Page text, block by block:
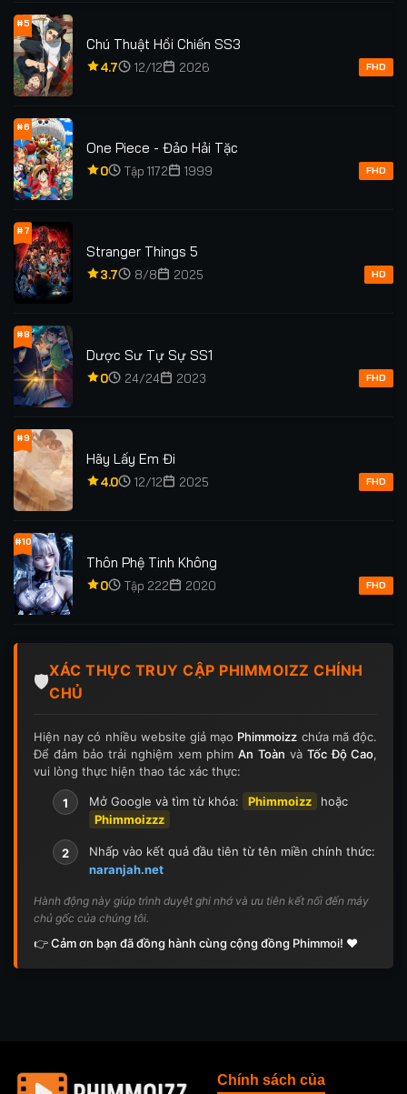
#5
Chú Thuật Hồi Chiến SS3
4.7 12/12 2026 FHD
#6
One Piece - Đảo Hải Tặc
0 Tập 1172 1999 FHD
#7
Stranger Things 5
3.7 8/8 2025 HD
#8
Dược Sư Tự Sự SS1
0 24/24 2023 FHD
#9
Hãy Lấy Em Đi
4.0 12/12 2025 FHD
#10
Thôn Phệ Tinh Không
0 Tập 222 2020 FHD
🛡️
XÁC THỰC TRUY CẬP PHIMMOIZZ CHÍNH
CHỦ
Hiện nay có nhiều website giả mạo Phimmoizz chứa mã độc.
Để đảm bảo trải nghiệm xem phimAn Toàn vàTốc Độ Cao,
vui lòng thực hiện thao tác xác thực:
1 Mở Google và tìm từ khóa: Phimmoizz
hoặc
Phimmoizzz
2
Nhấp vào kết quả đầu tiên từ tên miền chính thức:
naranjah.net
Hành động này giúp trình duyệt ghi nhớ và ưu tiên kết nối đến máy
chủ gốc của chúng tôi.
👉 Cảm ơn bạn đã đồng hành cùng cộng đồng Phimmoi! ❤️
Chính sách của